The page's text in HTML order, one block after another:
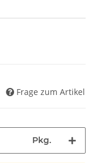
Frage zum Artikel
Pkg.